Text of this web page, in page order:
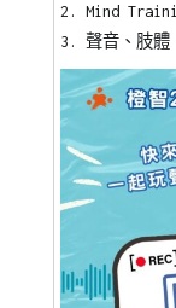
2. Mind
3. 聲音、肢體